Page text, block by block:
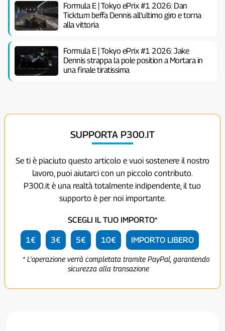
Formula E | Tokyo ePrix #1 2026: Dan
Ticktum beffa Dennis all’ultimo giro e torna
alla vittoria
Formula E | Tokyo ePrix #1 2026: Jake
Dennis strappa la pole position a Mortara in
una finale tiratissima
SUPPORTA P300.IT
Se ti è piaciuto questo articolo e vuoi sostenere il nostro
lavoro, puoi aiutarci con un piccolo contributo.
P300.it è una realtà totalmente indipendente, il tuo
supporto è per noi importante.
SCEGLI IL TUO IMPORTO*
1€ 3€ 5€ 10€ IMPORTO LIBERO
* L'operazione verrà completata tramite PayPal, garantendo
sicurezza alla transazione